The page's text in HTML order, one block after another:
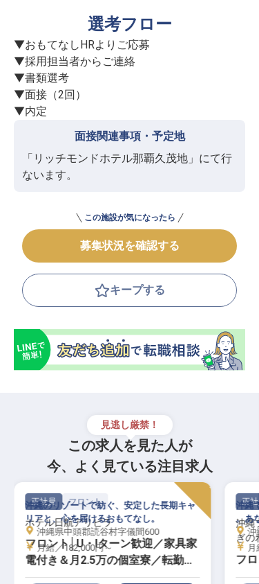
選考フロー
▼おもてなしHRよりご応募
▼採用担当者からご連絡
▼書類選考
▼面接（2回）
▼内定
面接関連事項・予定地
「リッチモンドホテル那覇久茂地」にて行
ないます。
この施設が気になったら
募集状況を確認する
キープする
見逃し厳禁！
この求人を見た人が
今、よく見ている注目求人
正社員 フロント
ホテル日航アリビラ
フロント│U・Iターン歓迎／家具家
電付き＆月2.5万の個室寮／転勤な
し
沖縄のリゾートで紡ぐ、安定した長期キャ
リアと、心を届けるおもてなし。
沖縄県中頭郡読谷村字儀間600
月給／182,000円～
正社
沖縄
ぎの
フ
沖縄
。あ
沖
月